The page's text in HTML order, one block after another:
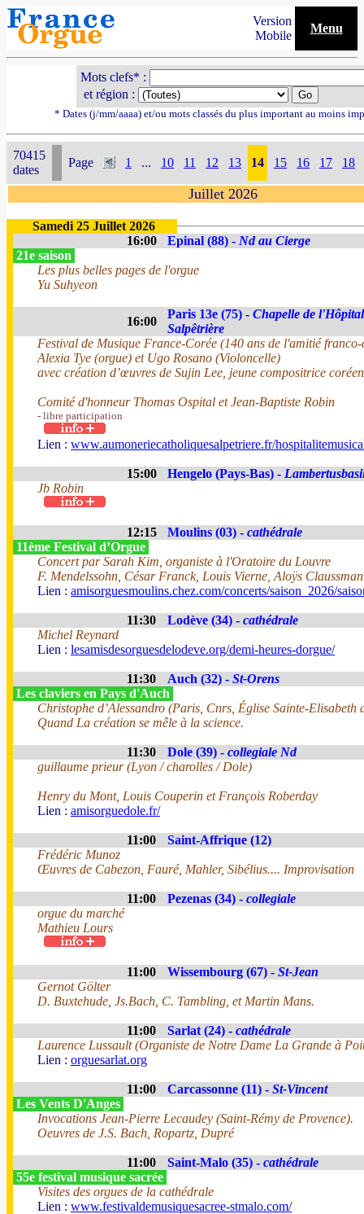
Version
Mobile
Menu
Mots clefs* :
et région :
* Dates (j/mm/aaaa) et/ou mots classés du plus important au moins
70415
dates
Page 1 ... 10 11 12 13 14 15 16 17 18
Juillet 2026
Samedi 25 Juillet 2026
16:00
Epinal (88) - Nd au Cierge
21e saison
Les plus belles pages de l'orgue
Yu Suhyeon
16:00
Paris 13e (75) - Chapelle de
Salpêtrière
Festival de Musique France-Corée (140 ans de l'amitié franco-
Alexia Tye (orgue) et Ugo Rosano (Violoncelle)
avec création d’œuvres de Sujin Lee, jeune compositrice
Comité d'honneur Thomas Ospital et Jean-Baptiste Robin
- libre participation
Lien : www.aumoneriecatholiquesalpetriere.fr/
15:00 Hengelo (Pays-Bas) -
Jb Robin
12:15 Moulins (03) - cathédrale
11ème Festival d’Orgue
Concert par Sarah Kim, organiste à l'Oratoire du Louvre
F. Mendelssohn, César Franck, Louis Vierne, Aloÿs
Lien : amisorguesmoulins.chez.com/concerts/saison_2026/
11:30 Lodève (34) - cathédrale
Michel Reynard
Lien : lesamisdesorguesdelodeve.org/demi-heures-dorgue/
11:30 Auch (32) - St-Orens
Les claviers en Pays d'Auch
Christophe d’Alessandro (Paris, Cnrs, Église Sainte-Elisabeth
Quand La création se mêle à la science.
11:30 Dole (39) - collegiale Nd
guillaume prieur (Lyon / charolles / Dole)
Henry du Mont, Louis Couperin et François Roberday
Lien : amisorguedole.fr/
11:00
Saint-Affrique (12)
Frédéric Munoz
Œuvres de Cabezon, Fauré, Mahler, Sibélius.... Improvisation
11:00 Pezenas (34) - collegiale
orgue du marché
Mathieu Lours
11:00 Wissembourg (67) - St-Jean
Gernot Gölter
D. Buxtehude, Js.Bach, C. Tambling, et Martin Mans.
11:00 Sarlat (24) - cathédrale
Laurence Lussault (Organiste de Notre Dame La Grande à
Lien : orguesarlat.org
11:00 Carcassonne (11) - St-Vincent
Les Vents D'Anges
Invocations Jean-Pierre Lecaudey (Saint-Rémy de Provence).
Oeuvres de J.S. Bach, Ropartz, Dupré
11:00 Saint-Malo (35) - cathédrale
55e festival musique sacrée
Visites des orgues de la cathédrale
Lien : www.festivaldemusiquesacree-stmalo.com/